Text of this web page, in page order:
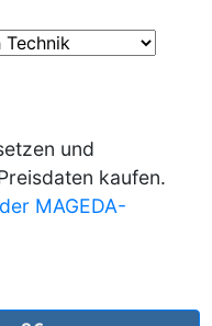
und
kaufen.
MAGEDA-